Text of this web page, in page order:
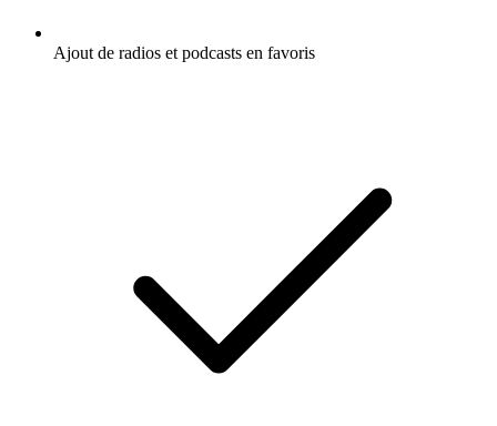
Ajout de radios et podcasts en favoris